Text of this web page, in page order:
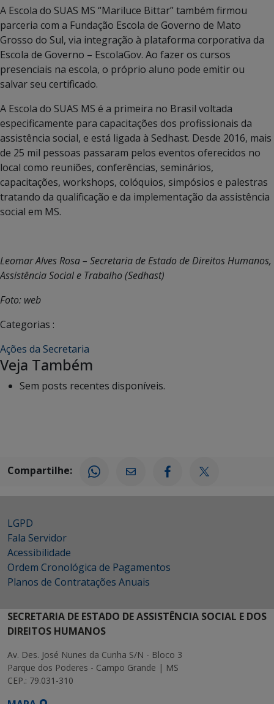
A Escola do SUAS MS “Mariluce Bittar” também firmou
parceria com a Fundação Escola de Governo de Mato
Grosso do Sul, via integração à plataforma corporativa da
Escola de Governo – EscolaGov. Ao fazer os cursos
presenciais na escola, o próprio aluno pode emitir ou
salvar seu certificado.
A Escola do SUAS MS é a primeira no Brasil voltada
especificamente para capacitações dos profissionais da
assistência social, e está ligada à Sedhast. Desde 2016, mais
de 25 mil pessoas passaram pelos eventos oferecidos no
local como reuniões, conferências, seminários,
capacitações, workshops, colóquios, simpósios e palestras
tratando da qualificação e da implementação da assistência
social em MS.
Leomar Alves Rosa – Secretaria de Estado de Direitos Humanos,
Assistência Social e Trabalho (Sedhast)
Foto: web
Categorias :
Ações da Secretaria
Veja Também
Sem posts recentes disponíveis.
Compartilhe:
LGPD
Fala Servidor
Acessibilidade
Ordem Cronológica de Pagamentos
Planos de Contratações Anuais
SECRETARIA DE ESTADO DE ASSISTÊNCIA SOCIAL E DOS
DIREITOS HUMANOS
Av. Des. José Nunes da Cunha S/N - Bloco 3
Parque dos Poderes - Campo Grande | MS
CEP.: 79.031-310